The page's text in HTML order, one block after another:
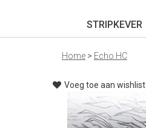
STRIPKEVER
Home > Echo HC
Voeg toe aan wishlist